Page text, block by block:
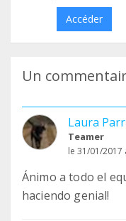
Accéder
Un
Laura
Teamer
le 31/01/2017
Ánimo a todo el
haciendo genial!